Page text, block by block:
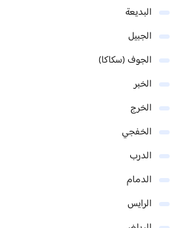
البديعة
الجبيل
الجوف (سكاكا)
الخبر
الخرج
الخفجي
الدرب
الدمام
الرايس